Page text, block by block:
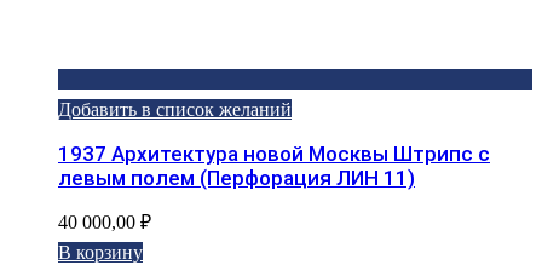
Добавить в список желаний
1937 Архитектура новой Москвы Штрипс с
левым полем (Перфорация ЛИН 11)
40 000,00 ₽
В корзину